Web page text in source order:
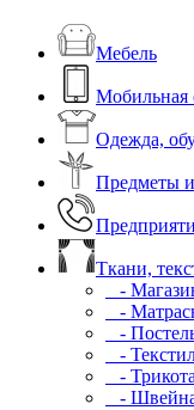
Мебель
Мобильная
Одежда,
Предметы
Ткани,
-
-
-
-
-
-